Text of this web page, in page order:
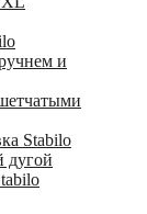
и
Stabilo
дугой